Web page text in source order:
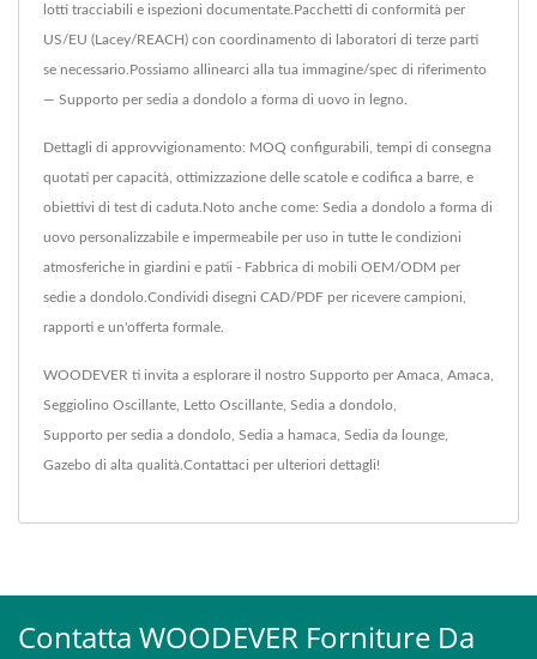
lotti tracciabili e ispezioni documentate.Pacchetti di conformità per
US/EU (Lacey/REACH) con coordinamento di laboratori di terze parti
se necessario.Possiamo allinearci alla tua immagine/spec di riferimento
— Supporto per sedia a dondolo a forma di uovo in legno.
Dettagli di approvvigionamento: MOQ configurabili, tempi di consegna
quotati per capacità, ottimizzazione delle scatole e codifica a barre, e
obiettivi di test di caduta.Noto anche come: Sedia a dondolo a forma di
uovo personalizzabile e impermeabile per uso in tutte le condizioni
atmosferiche in giardini e patii - Fabbrica di mobili OEM/ODM per
sedie a dondolo.Condividi disegni CAD/PDF per ricevere campioni,
rapporti e un'offerta formale.
WOODEVER ti invita a esplorare il nostro Supporto per Amaca, Amaca,
Seggiolino Oscillante, Letto Oscillante, Sedia a dondolo,
Supporto per sedia a dondolo, Sedia a hamaca, Sedia da lounge,
Gazebo di alta qualità.Contattaci per ulteriori dettagli!
Contatta WOODEVER Forniture Da